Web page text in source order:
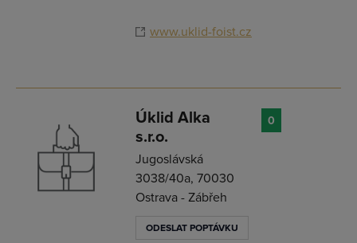
www.uklid-foist.cz
Úklid Alka
s.r.o.
Jugoslávská
3038/40a, 70030
Ostrava - Zábřeh
ODESLAT POPTÁVKU
0